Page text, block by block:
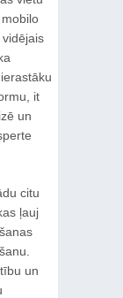
it
un
citu
ļauj
un